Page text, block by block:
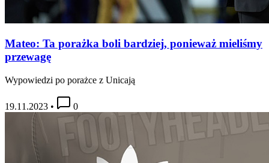
Mateo: Ta porażka boli bardziej, ponieważ mieliśmy
przewagę
Wypowiedzi po porażce z Unicają
19.11.2023 • 0